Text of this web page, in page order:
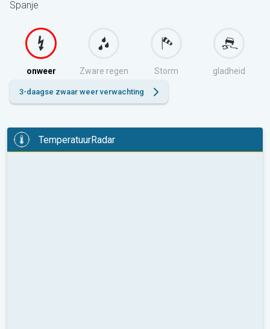
Spanje
onweer Zware regen Storm gladheid
3-daagse zwaar weer verwachting
TemperatuurRadar